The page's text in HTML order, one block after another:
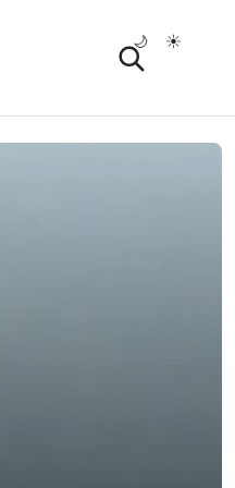
☀️
🌙